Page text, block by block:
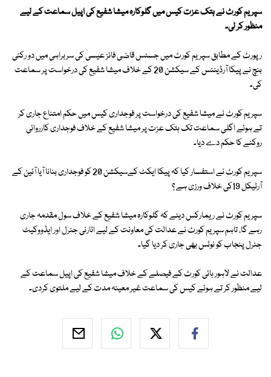
سپریم کورٹ نے ہتک عزت کیس میں گلوکارہ میشا شفیع کی اپیل سماعت کے لیے
منظور کر لی۔
رپورٹ کے مطابق سپریم کورٹ میں جسٹس قاضی فائز عیسیٰ کی سربراہی میں دو رکنی
بنچ نے پیکا آرڈیننس کے سیکشن 20 کے خلاف میشا شفیع کی درخواست پر سماعت
کی۔
سپریم کورٹ نے میشا شفیع کی درخواست پر فوجداری کیس میں حکم امتناع جاری کر
تے ہوئے اگلی سماعت تک ہتک عزت پر میشا شفیع کے خلاف فوجداری کارروائی
روکنے کا حکم دے دیا۔
سپریم کورٹ نے استفسار کیا کہ پیکا ایکٹ کےسیکشن 20 کو فوجداری بنانا آیا آئین کے
آرٹیکل 19کی خلاف ورزی ہے ؟
سپریم کورٹ نے ریمارکس دیئے کہ گلوکارہ میشا شفیع کے خلاف سول مقدمہ جاری
رہے گا، تاہم سپریم کورٹ نے عدالت کی معاونت کے لیے اٹارنی جنرل اور ایڈووکیٹ
جنرل پنجاب کو نوٹس بھی جاری کر دیا گیا۔
عدالت نے لاہور ہائی کورٹ کے فیصلے کے خلاف میشا شفیع کی اپیل سماعت کے
لیے منظور کر تے ہوئے کیس کی سماعت غیر معینہ مدت کے لیے ملتوی کردی۔